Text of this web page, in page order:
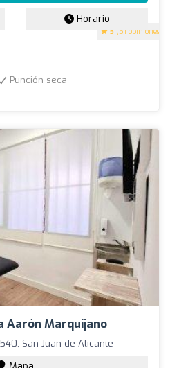
5 (51 opiniones)
Horario
Punción seca
Aarón Marquijano
San Juan de Alicante